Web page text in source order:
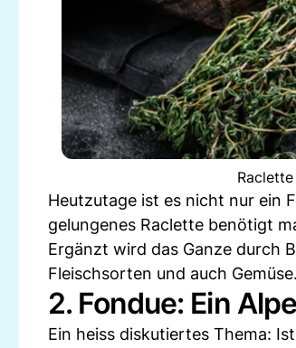
Heutzutage ist es nicht nur ein
gelungenes Raclette benötigt
Ergänzt wird das Ganze durch
Fleischsorten und auch Gemüse.
2. Fondue: Ein
Ein heiss diskutiertes Thema: